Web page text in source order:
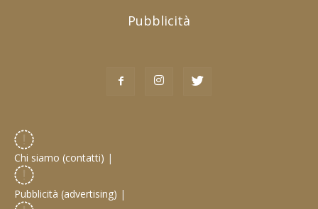
Pubblicità
Chi siamo (contatti) |
Pubblicità (advertising) |